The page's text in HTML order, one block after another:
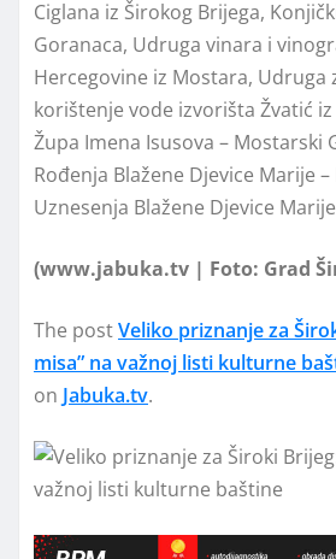
Ciglana iz Širokog Brijega,
Goranaca, Udruga vinara i
Hercegovine iz Mostara, Udruga
korištenje vode izvorišta Žvatić
Župa Imena Isusova – Mostarski
Rođenja Blažene Djevice Marije
Uznesenja Blažene Djevice
(www.jabuka.tv | Foto: Grad
The postVeliko priznanje za
misa” na važnoj listi kulturne
on Jabuka.tv.